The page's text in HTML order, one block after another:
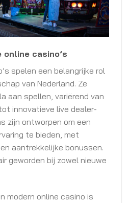
online casino’s
spelen een belangrijke rol
van Nederland. Ze
aan spellen, variërend van
innovatieve live dealer-
zijn ontworpen om een
te bieden, met
aantrekkelijke bonussen.
geworden bij zowel nieuwe
modern online casino is